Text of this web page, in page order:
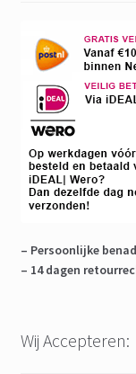
– Persoonlijke
– 14 dagen
Wij Accepteren: